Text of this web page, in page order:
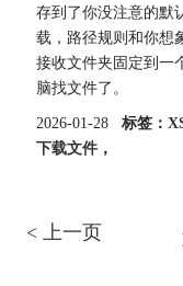
存到了你没注意的默
载，路径规则和你想
接收文件夹固定到一
脑找文件了。
2026-01-28 标签：
下载文件，
< 上一页